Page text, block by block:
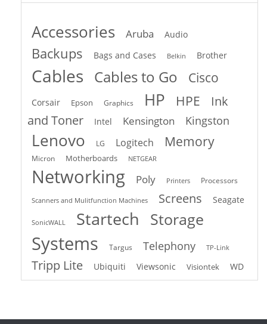
Accessories Aruba Audio
Backups Bags and Cases Belkin Brother
Cables Cables to Go Cisco
Corsair Epson Graphics HP HPE
Ink
and Toner
Intel Kensington Kingston
Lenovo LG Logitech Memory
Micron Motherboards NETGEAR
Networking Poly Printers Processors
Scanners and Mulitfunction Machines Screens Seagate
SonicWALL Startech Storage
Systems Targus Telephony TP-Link
Tripp Lite Ubiquiti Viewsonic Visiontek WD